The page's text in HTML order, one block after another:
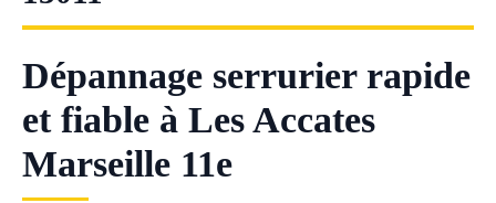
Dépannage serrurier rapide
et fiable à Les Accates
Marseille 11e